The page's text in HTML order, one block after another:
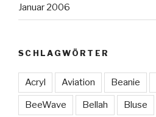
Januar 2006
SCHLAGWÖRTER
Acryl Aviation Beanie
BeeWave Bellah Bluse